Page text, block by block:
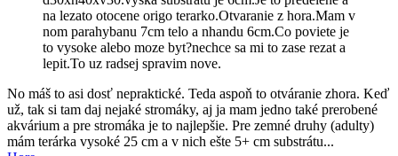
na lezato otocene origo terarko.Otvaranie z hora.Mam v
nom parahybanu 7cm telo a nhandu 6cm.Co poviete je
to vysoke alebo moze byt?nechce sa mi to zase rezat a
lepit.To uz radsej spravim nove.
No máš to asi dosť nepraktické. Teda aspoň to otváranie zhora. Keď
už, tak si tam daj nejaké stromáky, aj ja mam jedno také prerobené
akvárium a pre stromáka je to najlepšie. Pre zemné druhy (adulty)
mám terárka vysoké 25 cm a v nich ešte 5+ cm substrátu...